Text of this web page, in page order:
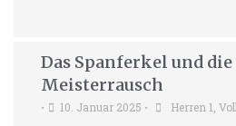
Das Spanferkel und die
Meisterrausch
• 10. Januar 2025 • Herren 1,